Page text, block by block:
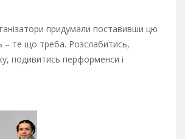
придумали поставивши цю
– те що треба. Розслабитись,
подивитись перформенси і